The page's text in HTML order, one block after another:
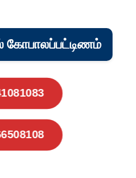
கோபாலப்பட்டிணம்